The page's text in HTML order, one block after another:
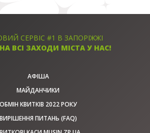
СЕРВІС #1 В ЗАПОРІЖЖІ
ВСІ ЗАХОДИ МІСТА У НАС!
АФІША
МАЙДАНЧИКИ
ОБМІН КВИТКІВ 2022 РОКУ
ВИРІШЕННЯ ПИТАНЬ (FAQ)